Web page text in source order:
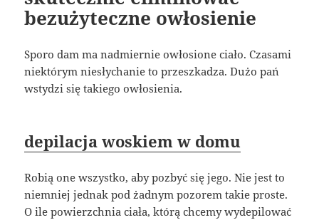
bezużyteczne owłosienie
Sporo dam ma nadmiernie owłosione ciało. Czasami
niektórym niesłychanie to przeszkadza. Dużo pań
wstydzi się takiego owłosienia.
depilacja woskiem w domu
Robią one wszystko, aby pozbyć się jego. Nie jest to
niemniej jednak pod żadnym pozorem takie proste.
O ile powierzchnia ciała, którą chcemy wydepilować